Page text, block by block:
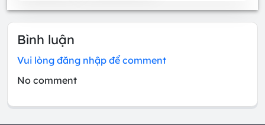
Bình luận
Vui lòng đăng nhập để comment
No comment